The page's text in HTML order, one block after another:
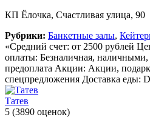
КП Ёлочка, Счастливая улица, 90
Рубрики: Банкетные залы,
«Средний счет: от 2500 рублей
оплаты: Безналичная, наличными,
предоплата Акции: Акции,
спецпредложения Доставка еды:
Татев
5 (3890 оценок)